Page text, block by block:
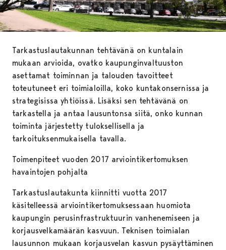
Tarkastuslautakunnan tehtävänä on kuntalain
mukaan arvioida, ovatko kaupunginvaltuuston
asettamat toiminnan ja talouden tavoitteet
toteutuneet eri toimialoilla, koko kuntakonsernissa ja
strategisissa yhtiöissä. Lisäksi sen tehtävänä on
tarkastella ja antaa lausuntonsa siitä, onko kunnan
toiminta järjestetty tuloksellisella ja
tarkoituksenmukaisella tavalla.
Toimenpiteet vuoden 2017 arviointikertomuksen
havaintojen pohjalta
Tarkastuslautakunta kiinnitti vuotta 2017
käsitelleessä arviointikertomuksessaan huomiota
kaupungin perusinfrastruktuurin vanhenemiseen ja
korjausvelkamäärän kasvuun. Teknisen toimialan
lausunnon mukaan korjausvelan kasvun pysäyttäminen